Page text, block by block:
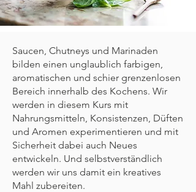
Saucen, Chutneys und Marinaden
bilden einen unglaublich farbigen,
aromatischen und schier grenzenlosen
Bereich innerhalb des Kochens. Wir
werden in diesem Kurs mit
Nahrungsmitteln, Konsistenzen, Düften
und Aromen experimentieren und mit
Sicherheit dabei auch Neues
entwickeln. Und selbstverständlich
werden wir uns damit ein kreatives
Mahl zubereiten.